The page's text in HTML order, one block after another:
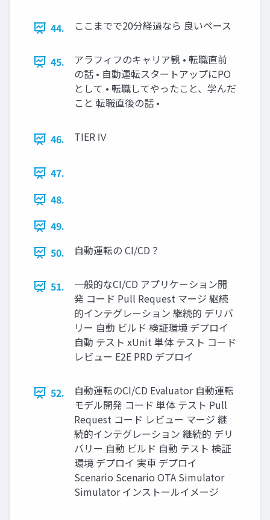
44. ここまでで20分経過なら 良いペース
45.
アラフィフのキャリア観 • 転職直前
の話 • 自動運転スタートアップにPO
として • 転職してやったこと、学んだ
こと 転職直後の話 •
46. TIER Ⅳ
47.
48.
49.
50.
自動運転の CI/CD？
51.
一般的なCI/CD アプリケーション開
発 コード Pull Request マージ 継続
的インテグレーション 継続的 デリバ
リー 自動 ビルド 検証環境 デプロイ
自動 テスト xUnit 単体 テスト コード
レビュー E2E PRD デプロイ
52.
自動運転のCI/CD Evaluator 自動運転
モデル開発 コード 単体 テスト Pull
Request コード レビュー マージ 継
続的インテグレーション 継続的 デリ
バリー 自動 ビルド 自動 テスト 検証
環境 デプロイ 実車 デプロイ
Scenario Scenario OTA Simulator
Simulator インストールイメージ